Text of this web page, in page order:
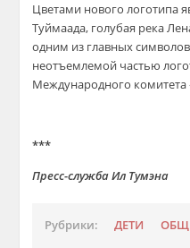
Цветами нового логотипа
Туймаада, голубая река
одним из главных
неотъемлемой частью
Международного комитета
***
Пресс-служба Ил Тумэна
Рубрики: ДЕТИ